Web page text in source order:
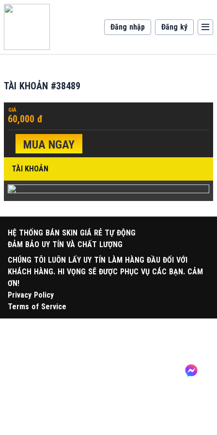
Đăng nhập Đăng ký
TÀI KHOẢN #38489
60,000 đ
GIÁ
MUA NGAY
TÀI KHOẢN
HỆ THỐNG BÁN SKIN GIÁ RẺ TỰ ĐỘNG
ĐẢM BẢO UY TÍN VÀ CHẤT LƯỢNG
CHÚNG TÔI LUÔN LẤY UY TÍN LÀM HÀNG ĐẦU ĐỐI VỚI
KHÁCH HÀNG. HI VỌNG SẼ ĐƯỢC PHỤC VỤ CÁC BẠN. CẢM
ƠN!
Privacy Policy
Terms of Service